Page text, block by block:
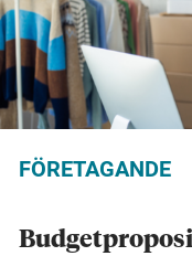
FÖRETAGANDE